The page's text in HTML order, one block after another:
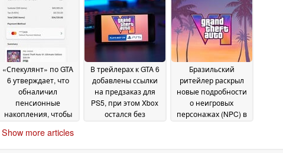
06 July 2026
чтобы подколоть
Sony в связи с
объявленным ею
прекращением
выпуска физических
игр для PlayStation05
July 2026
«Спекулянт» по GTA
6 утверждает, что
обналичил
пенсионные
накопления, чтобы
экземпляров Ultimate
В трейлерах к GTA 6
добавлены ссылки
на предзаказ для
PS5, при этом Xbox
остался без
Бразильский
ритейлер раскрыл
новые подробности
о неигровых
персонажах (NPC) в
Show more articles